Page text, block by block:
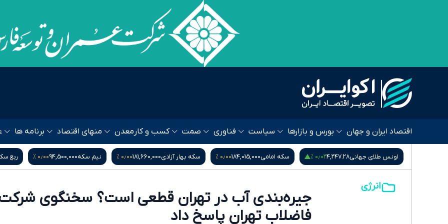
اقتصاد ایران و جهان بورس و بازارها سیاست فناوری صمت کسب و کار معدن منهای اقتصاد برنامه ها
اونس طلای جهانی4,247.28۰٫۰۲ % سکه امامی184,015,000۰٫۰۰ % سکه بهار آزادی181,660,000۰٫۰۰ % نیم سکه94,500,000۰٫۰۰ % ربع
انرژی
جیره‌بندی آب در تهران قطعی است؟ سخنگوی
فاضلاب تهران پاسخ داد